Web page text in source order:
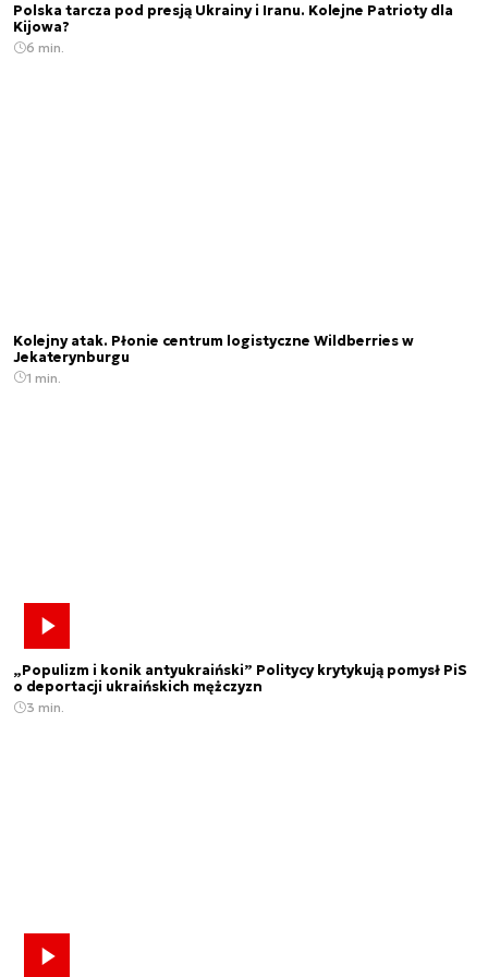
Polska tarcza pod presją Ukrainy i Iranu. Kolejne Patrioty dla
Kijowa?
6 min.
Kolejny atak. Płonie centrum logistyczne Wildberries w
Jekaterynburgu
1 min.
„Populizm i konik antyukraiński” Politycy krytykują pomysł PiS
o deportacji ukraińskich mężczyzn
3 min.